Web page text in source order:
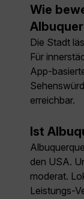
Wie
Die Stadt
Für
App-
erreichbar.
Ist
den USA.
moderat.
Leistungs-